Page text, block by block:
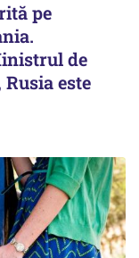
pe
de
este